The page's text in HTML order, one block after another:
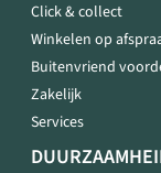
Click & collect
Winkelen op
Buitenvriend
Zakelijk
Services